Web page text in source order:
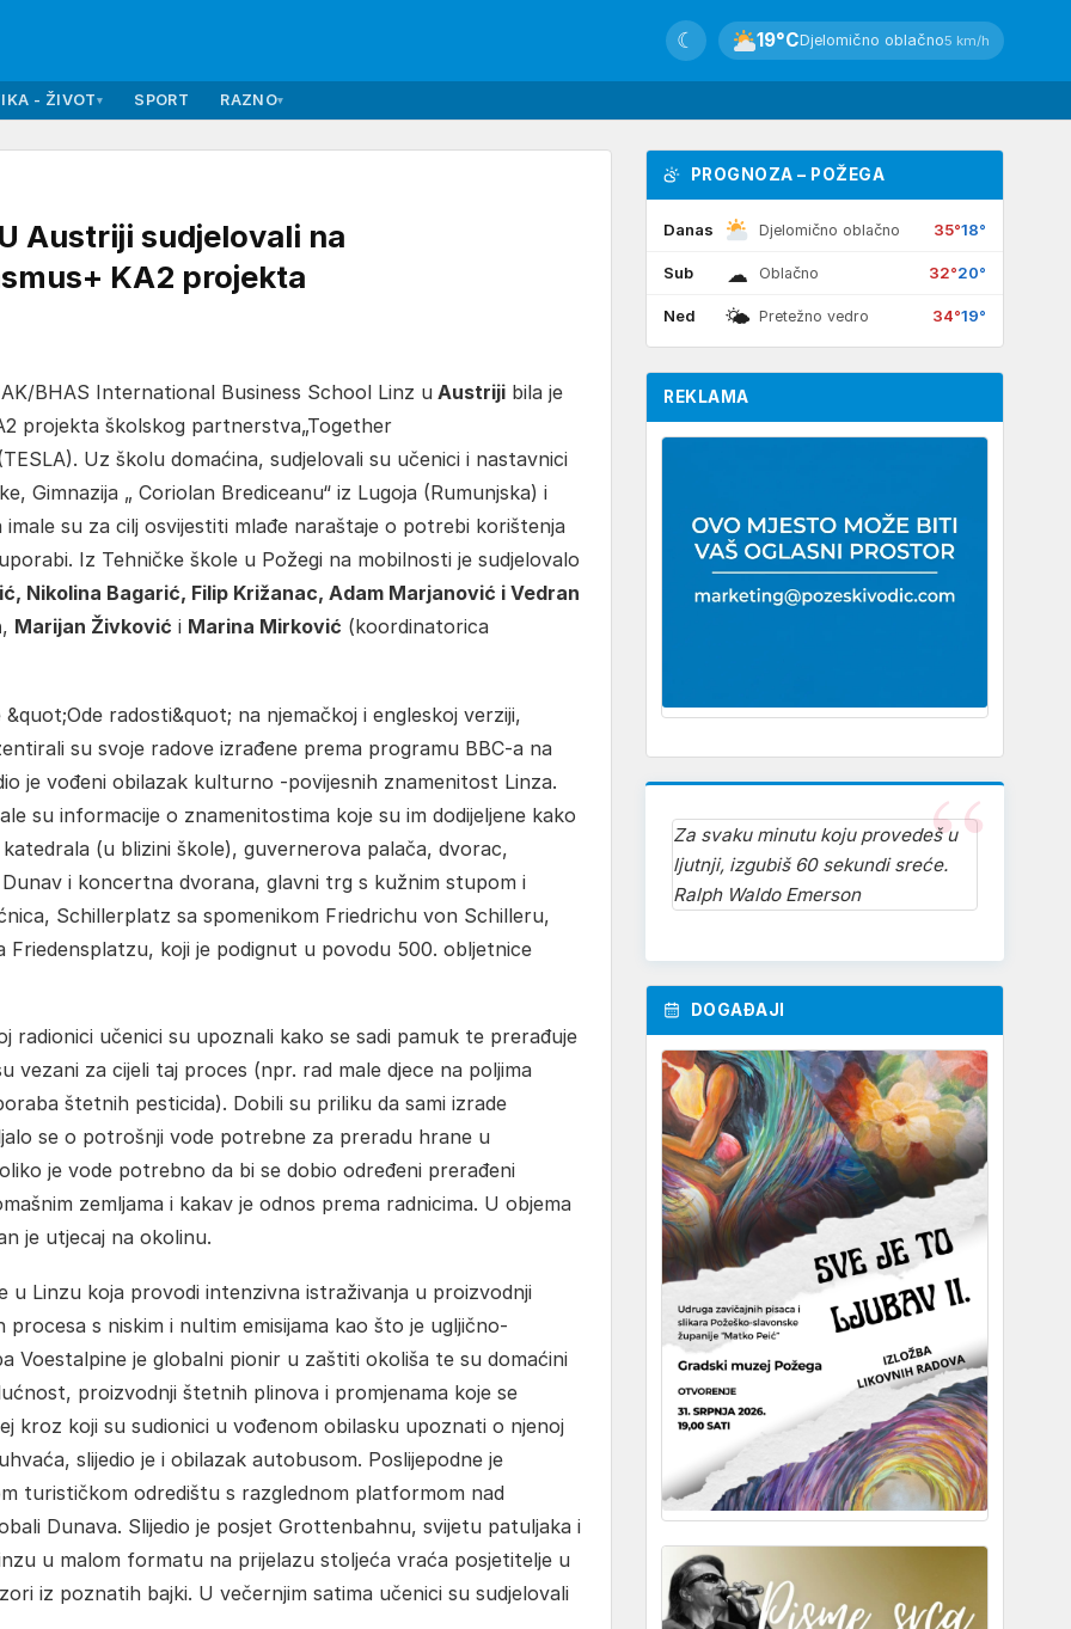
19°CDjelomično oblačno5 km/h
☾
- ŽIVOT▾ SPORT RAZNO▾
Austriji sudjelovali na
KA2 projekta
BHAS International Business School Linz u Austriji bila je
projekta školskog partnerstva„Together
Uz školu domaćina, sudjelovali su učenici i nastavnici
Gimnazija „ Coriolan Brediceanu“ iz Lugoja (Rumunjska) i
su za cilj osvijestiti mlađe naraštaje o potrebi korištenja
Iz Tehničke škole u Požegi na mobilnosti je sudjelovalo
Nikolina Bagarić, Filip Križanac, Adam Marjanović i Vedran
, Marijan Živković i Marina Mirković (koordinatorica
radosti&quot; na njemačkoj i engleskoj verziji,
su svoje radove izrađene prema programu BBC-a na
je vođeni obilazak kulturno -povijesnih znamenitost Linza.
su informacije o znamenitostima koje su im dodijeljene kako
(u blizini škole), guvernerova palača, dvorac,
i koncertna dvorana, glavni trg s kužnim stupom i
Schillerplatz sa spomenikom Friedrichu von Schilleru,
Friedensplatzu, koji je podignut u povodu 500. obljetnice
radionici učenici su upoznali kako se sadi pamuk te prerađuje
vezani za cijeli taj proces (npr. rad male djece na poljima
štetnih pesticida). Dobili su priliku da sami izrade
se o potrošnji vode potrebne za preradu hrane u
je vode potrebno da bi se dobio određeni prerađeni
zemljama i kakav je odnos prema radnicima. U objema
je utjecaj na okolinu.
Linzu koja provodi intenzivna istraživanja u proizvodnji
s niskim i nultim emisijama kao što je ugljično-
Voestalpine je globalni pionir u zaštiti okoliša te su domaćini
proizvodnji štetnih plinova i promjenama koje se
kroz koji su sudionici u vođenom obilasku upoznati o njenoj
slijedio je i obilazak autobusom. Poslijepodne je
turističkom odredištu s razglednom platformom nad
Dunava. Slijedio je posjet Grottenbahnu, svijetu patuljaka i
u malom formatu na prijelazu stoljeća vraća posjetitelje u
iz poznatih bajki. U večernjim satima učenici su sudjelovali
PROGNOZA – POŽEGA
Danas Djelomično oblačno 35°18°
Sub ☁ Oblačno 32°20°
Ned 🌤 Pretežno vedro 34°19°
REKLAMA
Za svaku minutu koju provedeš u
ljutnji, izgubiš 60 sekundi sreće.
Ralph Waldo Emerson
DOGAĐAJI